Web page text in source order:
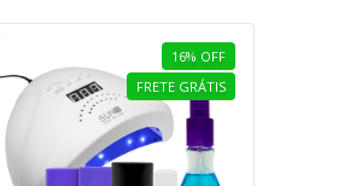
16% OFF
FRETE GRÁTIS